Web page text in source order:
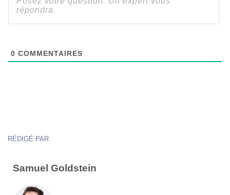
0 COMMENTAIRES
RÉDIGÉ PAR
Samuel Goldstein